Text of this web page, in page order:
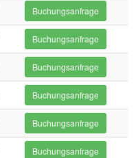
Buchungsanfrage
Buchungsanfrage
Buchungsanfrage
Buchungsanfrage
Buchungsanfrage
Buchungsanfrage